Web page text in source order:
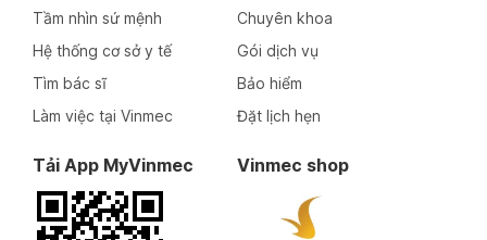
Tầm nhìn sứ mệnh
Hệ thống cơ sở y tế
Tìm bác sĩ
Làm việc tại Vinmec
Chuyên khoa
Gói dịch vụ
Bảo hiểm
Đặt lịch hẹn
Tải App MyVinmec Vinmec shop